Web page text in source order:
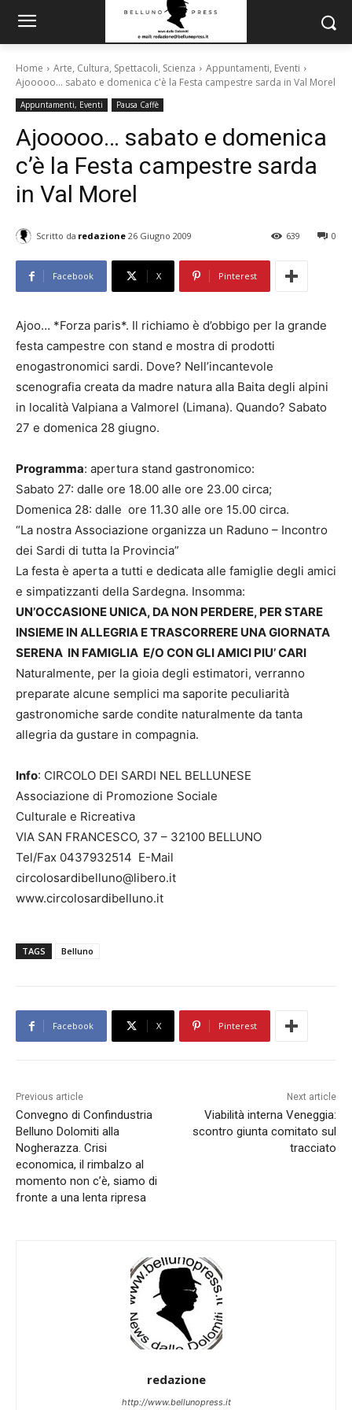
Home Arte, Cultura, Spettacoli, Scienza
Appuntamenti, Eventi
Ajooooo... sabato e domenica c'è la Festa campestre sarda in Val Morel
Appuntamenti, Eventi Pausa Caffè
Ajooooo… sabato e domenica
c’è la Festa campestre sarda
in Val Morel
Scritto da redazione 26 Giugno 2009 0
639
Facebook X Pinterest
Ajoo… *Forza paris*. Il richiamo è d’obbigo per la grande
festa campestre con stand e mostra di prodotti
enogastronomici sardi. Dove? Nell’incantevole
scenografia creata da madre natura alla Baita degli alpini
in località Valpiana a Valmorel (Limana). Quando? Sabato
27 e domenica 28 giugno.
Programma: apertura stand gastronomico:
Sabato 27: dalle ore 18.00 alle ore 23.00 circa;
Domenica 28: dalle ore 11.30 alle ore 15.00 circa.
“La nostra Associazione organizza un Raduno – Incontro
dei Sardi di tutta la Provincia”
La festa è aperta a tutti e dedicata alle famiglie degli amici
e simpatizzanti della Sardegna. Insomma:
UN’OCCASIONE UNICA, DA NON PERDERE, PER STARE
INSIEME IN ALLEGRIA E TRASCORRERE UNA GIORNATA
SERENA IN FAMIGLIA E/O CON GLI AMICI PIU’ CARI
Naturalmente, per la gioia degli estimatori, verranno
preparate alcune semplici ma saporite peculiarità
gastronomiche sarde condite naturalmente da tanta
allegria da gustare in compagnia.
Info: CIRCOLO DEI SARDI NEL BELLUNESE
Associazione di Promozione Sociale
Culturale e Ricreativa
VIA SAN FRANCESCO, 37 – 32100 BELLUNO
Tel/Fax 0437932514 E-Mail
circolosardibelluno@libero.it
www.circolosardibelluno.it
TAGS Belluno
Facebook X Pinterest
Previous article
Convegno di Confindustria
Belluno Dolomiti alla
Nogherazza. Crisi
economica, il rimbalzo al
momento non c’è, siamo di
fronte a una lenta ripresa
Next article
Viabilità interna Veneggia:
scontro giunta comitato sul
tracciato
redazione
http://www.bellunopress.it